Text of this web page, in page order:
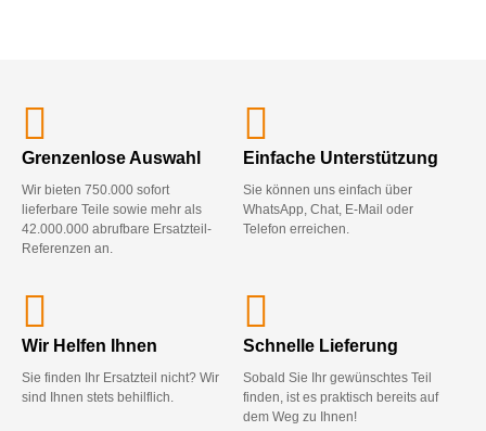
Grenzenlose Auswahl
Wir bieten 750.000 sofort
lieferbare Teile sowie mehr als
42.000.000 abrufbare Ersatzteil-
Referenzen an.
Einfache Unterstützung
Sie können uns einfach über
WhatsApp, Chat, E-Mail oder
Telefon erreichen.
Wir Helfen Ihnen
Sie finden Ihr Ersatzteil nicht? Wir
sind Ihnen stets behilflich.
Schnelle Lieferung
Sobald Sie Ihr gewünschtes Teil
finden, ist es praktisch bereits auf
dem Weg zu Ihnen!